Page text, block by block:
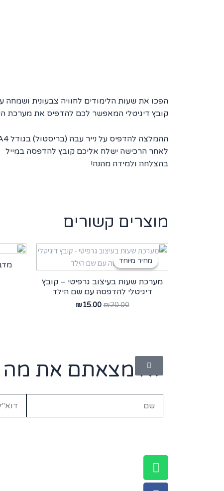
הפכו את שעות הלימודים לחוויה צבעונית
קובץ דיגיטלי המאפשר לכם להדפיס את
ההמלצה להדפיס על נייר עבה (בריסטול) בגודל A4, ואפשר אפילו לניילן בעזרת שמרדף כדי לבצע שינויים 🙂
לאחר הרכישה ישלח אליכם קובץ להדפסה במייל
בהצלחה ולמידה מהנה!
מוצרים קשורים
מחיר מיוחד
מחיר מיוחד
מערכת שעות בעיצוב גרפיטי – קובץ
דיגיטלי להדפסה עם שם הילד
₪20.00
₪15.00
לא מצאתם את מה